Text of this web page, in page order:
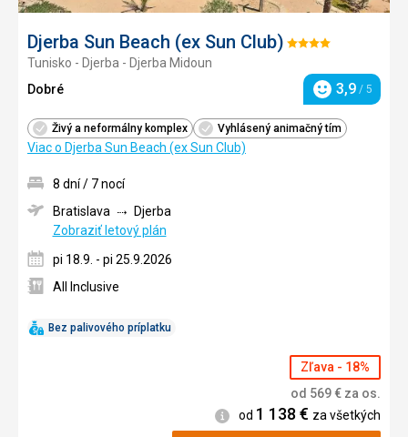
Djerba Sun Beach (ex Sun Club) Hodnotenie:
Tunisko - Djerba - Djerba Midoun
Dobré
Hodnotenie
3,9 / 5
Živý a neformálny komplex Vyhlásený animačný tím
Viac o Djerba Sun Beach (ex Sun Club)
Bez palivového príplatku
8 dní / 7 nocí
Bratislava
Djerba
Zobraziť letový plán
pi 18.9. - pi 25.9.2026
All Inclusive
Zľava - 18%
od 569€ za os.
Informácie
od 1 138 € za všetkých